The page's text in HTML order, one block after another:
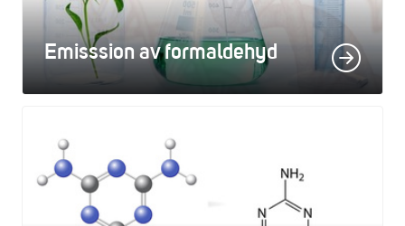
Emisssion av formaldehyd